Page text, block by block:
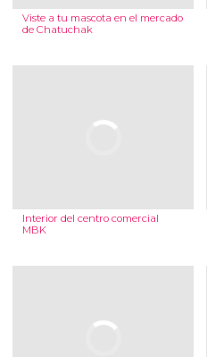
Viste a tu mascota en el mercado
de Chatuchak
Interior del centro comercial
MBK